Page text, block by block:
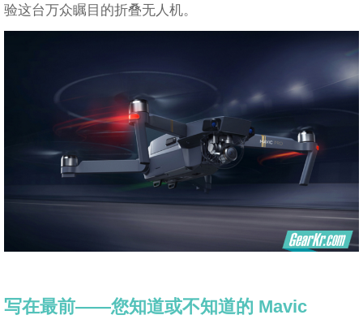
验这台万众瞩目的折叠无人机。
写在最前——您知道或不知道的 Mavic